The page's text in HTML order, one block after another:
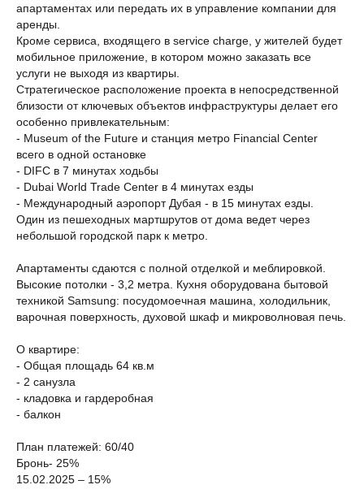
апартаментах или передать их в управление компании для
аренды.
Кроме сервиса, входящего в service charge, у жителей будет
мобильное приложение, в котором можно заказать все
услуги не выходя из квартиры.
Стратегическое расположение проекта в непосредственной
близости от ключевых объектов инфраструктуры делает его
особенно привлекательным:
- Museum of the Future и станция метро Financial Center
всего в одной остановке
- DIFC в 7 минутах ходьбы
- Dubai World Trade Center в 4 минутах езды
- Международный аэропорт Дубая - в 15 минутах езды.
Один из пешеходных мартшрутов от дома ведет через
небольшой городской парк к метро.
Апартаменты сдаются с полной отделкой и меблировкой.
Высокие потолки - 3,2 метра. Кухня оборудована бытовой
техникой Samsung: посудомоечная машина, холодильник,
варочная поверхность, духовой шкаф и микроволновая печь.
О квартире:
- Общая площадь 64 кв.м
- 2 санузла
- кладовка и гардеробная
- балкон
План платежей: 60/40
Бронь- 25%
15.02.2025 – 15%